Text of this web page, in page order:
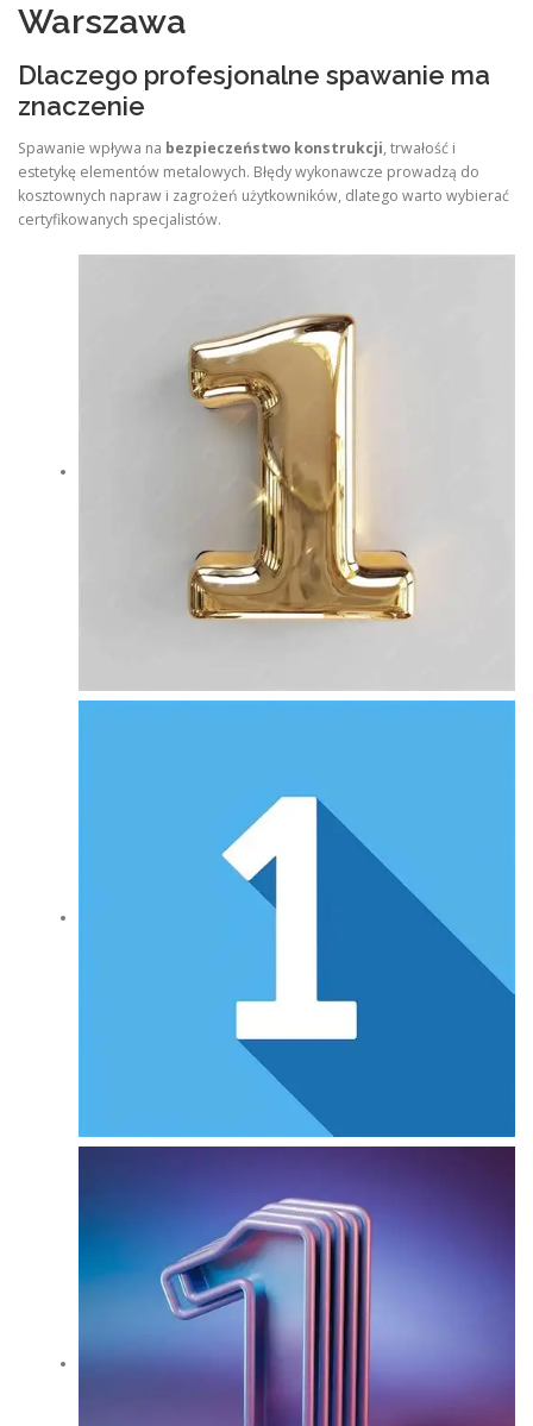
Warszawa
Dlaczego profesjonalne spawanie ma
znaczenie
Spawanie wpływa na bezpieczeństwo konstrukcji, trwałość i
estetykę elementów metalowych. Błędy wykonawcze prowadzą do
kosztownych napraw i zagrożeń użytkowników, dlatego warto wybierać
certyfikowanych specjalistów.